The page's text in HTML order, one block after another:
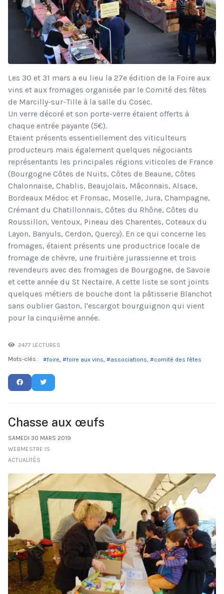
Les 30 et 31 mars a eu lieu la 27e édition de la Foire aux
vins et aux fromages organisée par le Comité des fêtes
de Marcilly-sur-Tille à la salle du Cosec.
Un verre décoré et son porte-verre étaient offerts à
chaque entrée payante (5€).
Etaient présents essentiellement des viticulteurs
producteurs mais également quelques négociants
représentants les principales régions viticoles de France
(Bourgogne Côtes de Nuits, Côtes de Beaune, Côtes
Chalonnaise, Chablis, Beaujolais, Mâconnais, Alsace,
Bordeaux Médoc et Fronsac, Moselle, Jura, Champagne,
Crémant du Chatillonnais, Côtes du Rhône, Côtes du
Roussillon, Ventoux, Pineau des Charentes, Coteaux du
Layon, Banyuls, Cerdon, Quercy). En ce qui concerne les
fromages, étaient présents une productrice locale de
fromage de chèvre, une fruitière jurassienne et trois
revendeurs avec des fromages de Bourgogne, de Savoie
et cette année du St Nectaire. A cette liste se sont joints
quelques métiers de bouche dont la pâtisserie Blanchot
sans oublier Gaston, l'escargot bourguignon qui vient
pour la cinquième année.
2477 LECTURES
Mots-clés :
foire foire aux vins associations comité des fêtes
Chasse aux œufs
SAMEDI 30 MARS 2019
WEBMESTRE IS
ACTUALITÉS